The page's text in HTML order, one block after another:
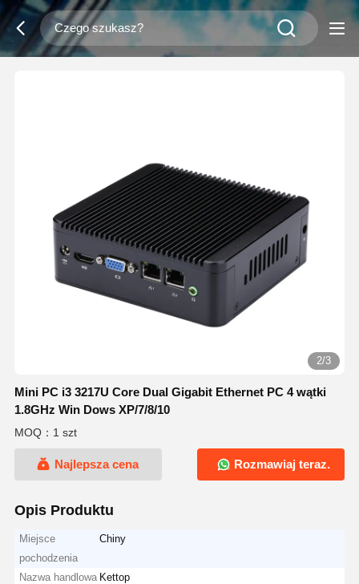
2/3
Mini PC i3 3217U Core Dual Gigabit Ethernet PC 4 wątki
1.8GHz Win Dows XP/7/8/10
MOQ：1 szt
Najlepsza cena Rozmawiaj teraz.
Opis Produktu
Miejsce
pochodzenia
Chiny
Nazwa handlowa Kettop